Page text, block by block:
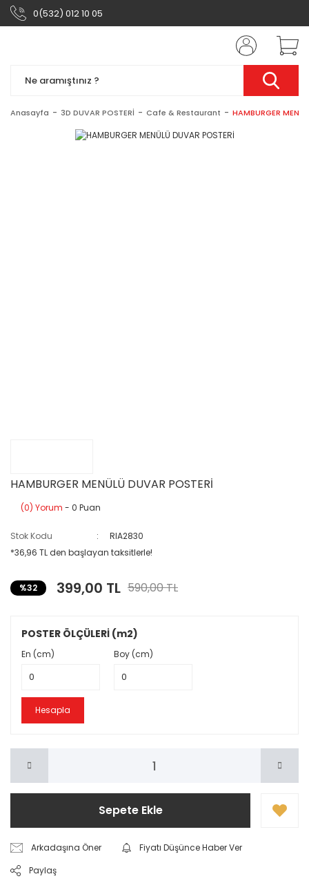
0(532) 012 10 05
Anasayfa 3D DUVAR POSTERİ Cafe & Restaurant HAMBURGER
HAMBURGER MENÜLÜ DUVAR POSTERİ
(0) Yorum - 0 Puan
Stok Kodu
RIA2830
*36,96 TL den başlayan taksitlerle!
%32 399,00 TL 590,00 TL
POSTER ÖLÇÜLERİ (m2)
En (cm) Boy (cm)
Hesapla
Sepete Ekle
Arkadaşına Öner
Fiyatı Düşünce Haber Ver
Paylaş